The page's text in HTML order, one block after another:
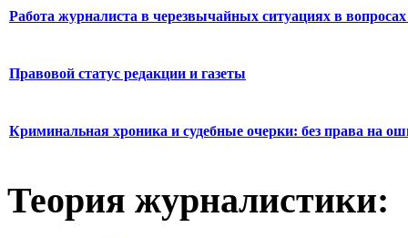
Работа журналиста в черезвычайных ситуациях в вопросах
Правовой статус редакции и газеты
Криминальная хроника и судебные очерки: без права на
Теория журналистики: